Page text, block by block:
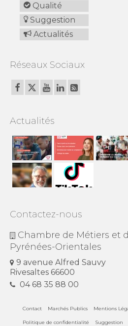
Qualité
Suggestion
Actualités
Réseaux Sociaux
Actualités
Contactez-nous
Chambre de Métiers et
Pyrénées-Orientales
9 avenue Alfred Sauvy
Rivesaltes 66600
04 68 35 88 00
Contact Marchés Publics Mentions
Politique de confidentialité Suggestion